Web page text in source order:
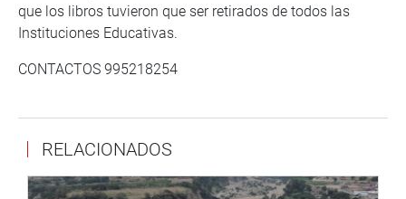
que los libros tuvieron que ser retirados de todos las
Instituciones Educativas.
CONTACTOS 995218254
RELACIONADOS